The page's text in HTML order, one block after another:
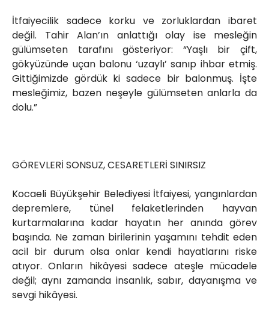
İtfaiyecilik sadece korku ve zorluklardan ibaret
değil. Tahir Alan’ın anlattığı olay ise mesleğin
gülümseten tarafını gösteriyor: “Yaşlı bir çift,
gökyüzünde uçan balonu ‘uzaylı’ sanıp ihbar etmiş.
Gittiğimizde gördük ki sadece bir balonmuş. İşte
mesleğimiz, bazen neşeyle gülümseten anlarla da
dolu.”
GÖREVLERİ SONSUZ, CESARETLERİ SINIRSIZ
Kocaeli Büyükşehir Belediyesi İtfaiyesi, yangınlardan
depremlere, tünel felaketlerinden hayvan
kurtarmalarına kadar hayatın her anında görev
başında. Ne zaman birilerinin yaşamını tehdit eden
acil bir durum olsa onlar kendi hayatlarını riske
atıyor. Onların hikâyesi sadece ateşle mücadele
değil; aynı zamanda insanlık, sabır, dayanışma ve
sevgi hikâyesi.